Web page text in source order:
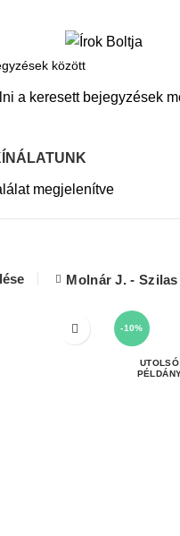
megjelenítve
Molnár J. - Szilas
-10%
a keresett bejegyzések